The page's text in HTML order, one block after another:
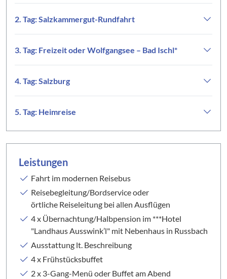
2. Tag: Salzkammergut-Rundfahrt
3. Tag: Freizeit oder Wolfgangsee – Bad Ischl*
4. Tag: Salzburg
5. Tag: Heimreise
Leistungen
Fahrt im modernen Reisebus
Reisebegleitung/Bordservice oder
örtliche Reiseleitung bei allen Ausflügen
4 x Übernachtung/Halbpension im ***Hotel
"Landhaus Ausswink’l" mit Nebenhaus in Russbach
Ausstattung lt. Beschreibung
4 x Frühstücksbuffet
2 x 3-Gang-Menü oder Buffet am Abend